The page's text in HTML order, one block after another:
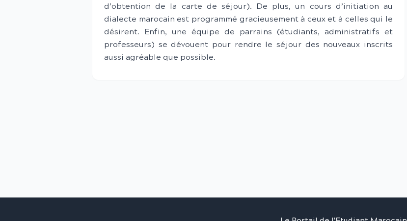
d’obtention de la carte de séjour). De plus, un cours d’initiation au
dialecte marocain est programmé gracieusement à ceux et à celles qui le
désirent. Enfin, une équipe de parrains (étudiants, administratifs et
professeurs) se dévouent pour rendre le séjour des nouveaux inscrits
aussi agréable que possible.